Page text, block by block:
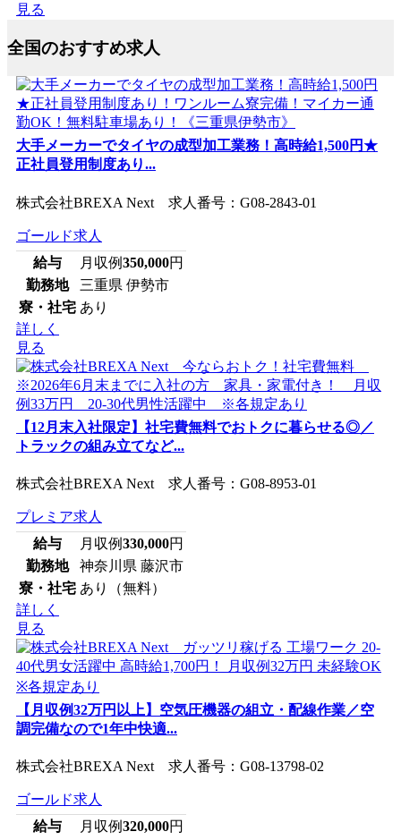
見る
全国のおすすめ求人
大手メーカーでタイヤの成型加工業務！高時給1,500円★
正社員登用制度あり...
株式会社BREXA Next 求人番号：G08-2843-01
ゴールド求人
給与
月収例350,000円
勤務地
三重県 伊勢市
寮・社宅 あり
詳しく
見る
【12月末入社限定】社宅費無料でおトクに暮らせる◎／
トラックの組み立てなど...
株式会社BREXA Next 求人番号：G08-8953-01
プレミア求人
給与
月収例330,000円
勤務地
神奈川県 藤沢市
寮・社宅 あり（無料）
詳しく
見る
【月収例32万円以上】空気圧機器の組立・配線作業／空
調完備なので1年中快適...
株式会社BREXA Next 求人番号：G08-13798-02
ゴールド求人
給与
月収例320,000円